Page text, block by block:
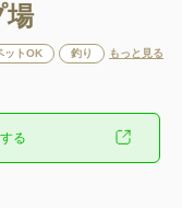
場
ットOK 釣り もっと見る
る